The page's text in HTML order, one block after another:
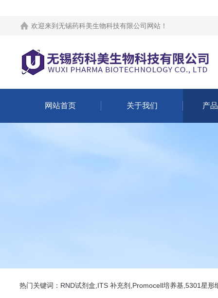
欢迎来到 无锡药科美生物科技有限公司网站 ！
网站首页 关于我们 产
热门关键词：RND试剂盒,ITS 补充剂,Promocell培养基,5301星形